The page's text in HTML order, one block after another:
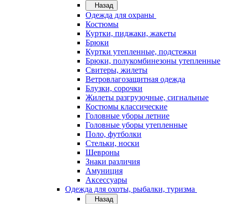
Назад
Одежда для охраны
Костюмы
Куртки, пиджаки, жакеты
Брюки
Куртки утепленные, подстежки
Брюки, полукомбинезоны утепленные
Свитеры, жилеты
Ветровлагозащитная одежда
Блузки, сорочки
Жилеты разгрузочные, сигнальные
Костюмы классические
Головные уборы летние
Головные уборы утепленные
Поло, футболки
Стельки, носки
Шевроны
Знаки различия
Амуниция
Аксессуары
Одежда для охоты, рыбалки, туризма
Назад